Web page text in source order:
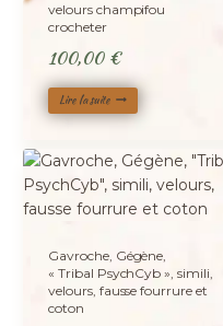
velours champifou
crocheter
100,00 €
Lire la suite
Gavroche, Gégène,
« Tribal PsychCyb », simili,
velours, fausse fourrure et
coton